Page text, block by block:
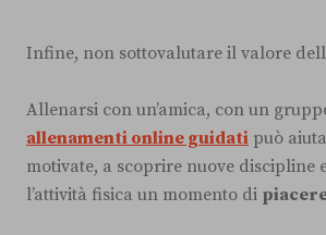
Infine, non sottovalutare il valore
Allenarsi con un’amica, con un
allenamenti online guidati può
motivate, a scoprire nuove discipline
l’attività fisica un momento di